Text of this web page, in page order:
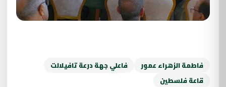
فاطمة الزهراء عمور
فاعلي جهة درعة تافيلالت
قاعة فلسطين